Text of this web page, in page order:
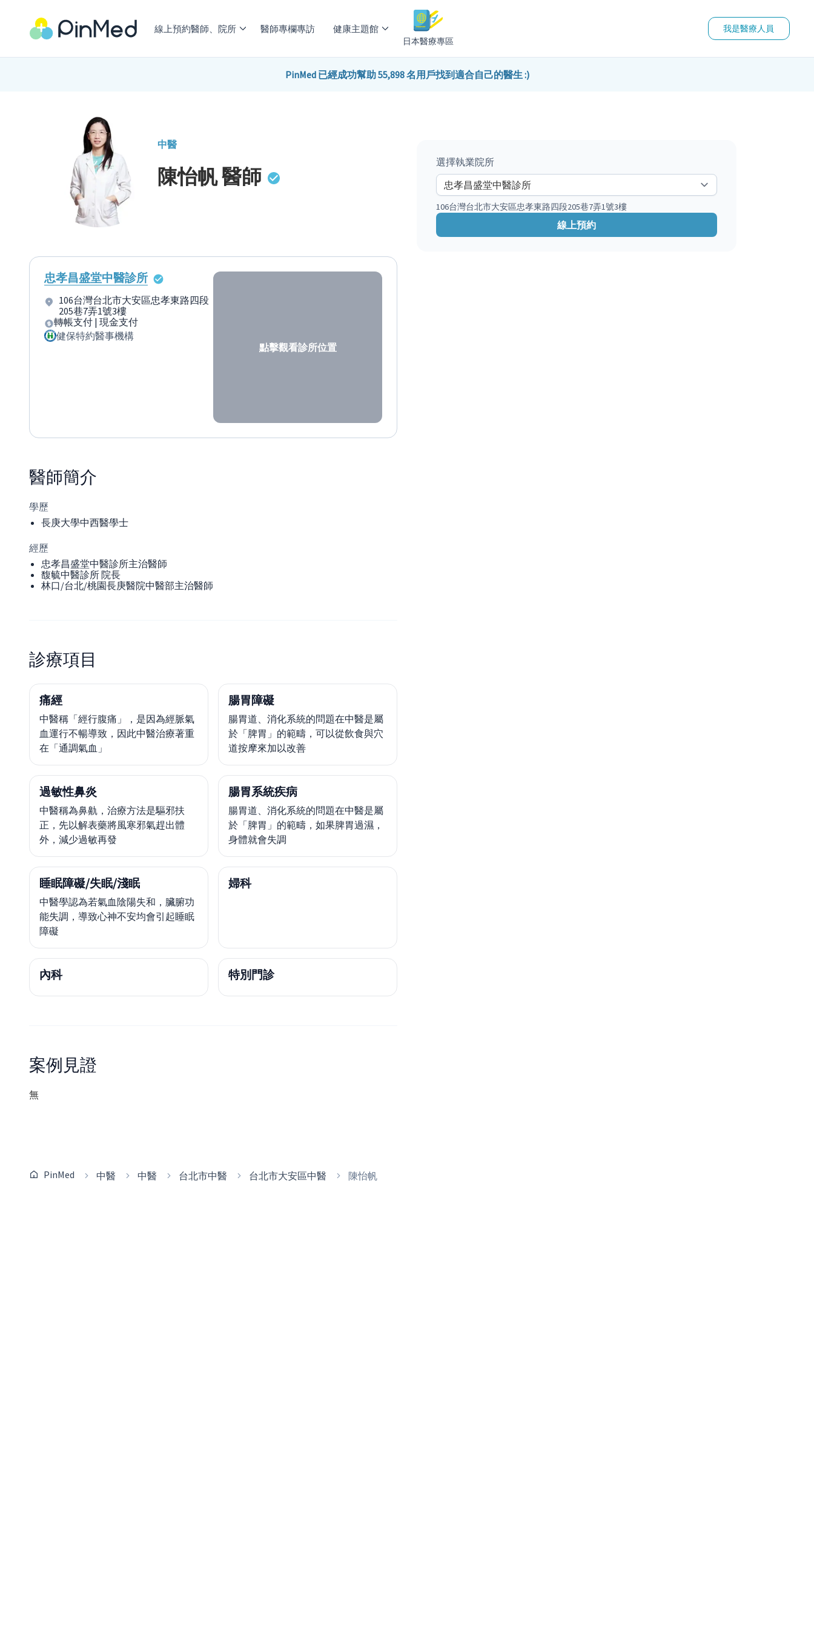
線上預約醫師、院所 醫師專欄專訪 健康主題館
日本醫療專區
我是醫療人員
PinMed 已經成功幫助 55,898 名用戶找到適合自己的醫生 :)
中醫
陳怡帆醫師
忠孝昌盛堂中醫診所
106台灣台北市大安區忠孝東路四段
205巷7弄1號3樓
轉帳支付 | 現金支付
健保特約醫事機構
點擊觀看診所位置
醫師簡介
學歷
長庚大學中西醫學士
經歷
忠孝昌盛堂中醫診所主治醫師
馥毓中醫診所 院長
林口/台北/桃園長庚醫院中醫部主治醫師
診療項目
痛經
中醫稱「經行腹痛」，是因為經脈氣
血運行不暢導致，因此中醫治療著重
在「通調氣血」
腸胃障礙
腸胃道、消化系統的問題在中醫是屬
於「脾胃」的範疇，可以從飲食與穴
道按摩來加以改善
過敏性鼻炎
中醫稱為鼻鼽，治療方法是驅邪扶
正，先以解表藥將風寒邪氣趕出體
外，減少過敏再發
腸胃系統疾病
腸胃道、消化系統的問題在中醫是屬
於「脾胃」的範疇，如果脾胃過濕，
身體就會失調
睡眠障礙/失眠/淺眠
中醫學認為若氣血陰陽失和，臟腑功
能失調，導致心神不安均會引起睡眠
障礙
婦科
內科 特別門診
案例見證
無
PinMed 中醫 中醫 台北市中醫 台北市大安區中醫 陳怡帆
選擇執業院所
106台灣台北市大安區忠孝東路四段205巷7弄1號3樓
線上預約